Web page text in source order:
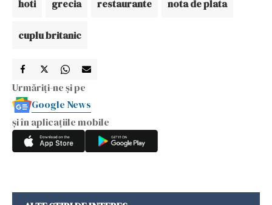
hoti grecia restaurante nota de plata
cuplu britanic
Urmăriți-ne și pe
Google News
și în aplicațiile mobile